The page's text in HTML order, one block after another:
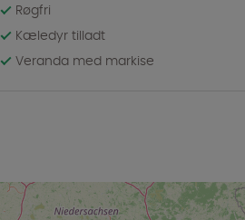
Røgfri
Kæledyr tilladt
Veranda med markise